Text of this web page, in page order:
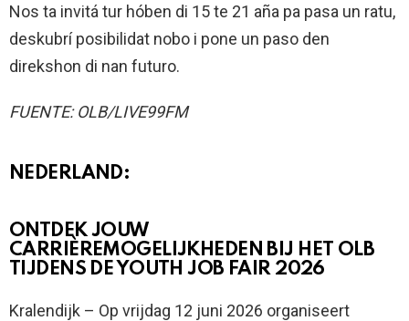
Nos ta invitá tur hóben di 15 te 21 aña pa pasa un ratu,
deskubrí posibilidat nobo i pone un paso den
direkshon di nan futuro.
FUENTE: OLB/LIVE99FM
NEDERLAND:
ONTDEK JOUW
CARRIÈREMOGELIJKHEDEN BIJ HET OLB
TIJDENS DE YOUTH JOB FAIR 2026
Kralendijk – Op vrijdag 12 juni 2026 organiseert